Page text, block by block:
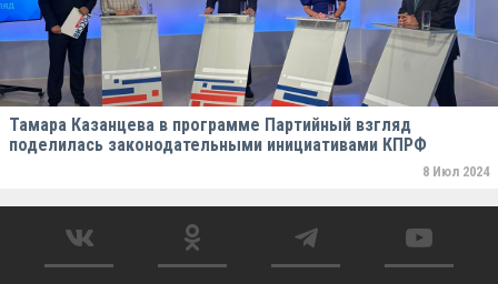
Тамара Казанцева в программе Партийный взгляд
поделилась законодательными инициативами КПРФ
8 Июл 2024